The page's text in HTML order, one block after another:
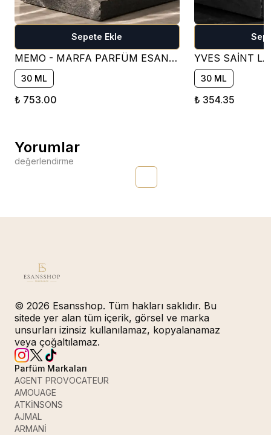
Sepete Ekle
MEMO - MARFA PARFÜM ESANSI ( ÇİÇEKSİ )
30 ML
₺ 753.00
30 ML
₺ 354.35
Yorumlar
değerlendirme
© 2026 Esansshop. Tüm hakları saklıdır. Bu
sitede yer alan tüm içerik, görsel ve marka
unsurları izinsiz kullanılamaz, kopyalanamaz
veya çoğaltılamaz.
Parfüm Markaları
AGENT PROVOCATEUR
AMOUAGE
ATKİNSONS
AJMAL
ARMANİ